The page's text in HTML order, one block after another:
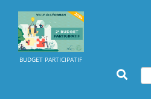
BUDGET PARTICIPATIF